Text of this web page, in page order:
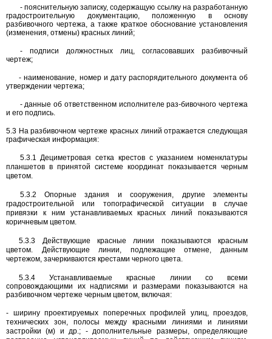
-пояснительную записку, содержащую ссылку на разработанную
градостроительную документацию, положенную в основу
разбивочного чертежа, а также краткое обоснование установления
(изменения, отмены) красных линий;
-подписи должностных лиц, согласовавших разбивочный
чертеж;
- наименование, номер и дату распорядительного документа об
утверждении чертежа;
-данные об ответственном исполнителе раз-бивочного чертежа
и его подпись.
5.3 На разбивочном чертеже красных линий отражается следующая
графическая информация:
5.3.1
Дециметровая сетка крестов с указанием номенклатуры
планшетов в принятой системе координат показывается черным
цветом.
5.3.2 Опорные здания и сооружения, другие элементы
градостроительной или топографической ситуации в случае
привязки к ним устанавливаемых красных линий показываются
коричневым цветом.
5.3.3 Действующие красные линии показываются красным
цветом. Действующие линии, подлежащие отмене, данным
чертежом, зачеркиваются крестами черного цвета.
5.3.4 Устанавливаемые красные линии со всеми
сопровождающими их надписями и размерами показываются на
разбивочном чертеже черным цветом, включая:
- ширину проектируемых поперечных профилей улиц, проездов,
технических зон, полосы между красными линиями и линиями
застройки (м) и др.; -дополнительные размеры, определяющие